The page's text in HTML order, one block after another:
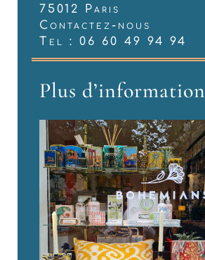
75012 Paris
Contactez-nous
Tel : 06 60 49 94 94
Plus d’information